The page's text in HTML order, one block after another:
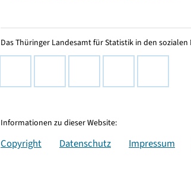
Das Thüringer Landesamt für Statistik in den sozialen
Informationen zu dieser Website:
Copyright Datenschutz Impressum